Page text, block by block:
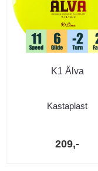
K1 Älva
Kastaplast
209,-